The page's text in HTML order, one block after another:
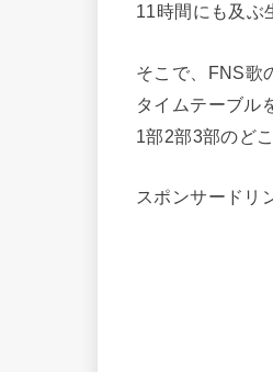
11時間にも及ぶ
そこで、FNS歌
タイムテーブル
1部2部3部のど
スポンサードリ